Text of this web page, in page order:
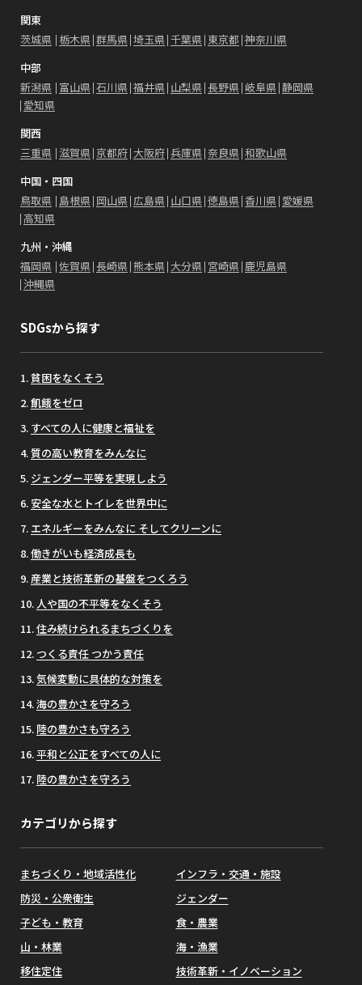
関東
茨城県 栃木県 群馬県 埼玉県 千葉県 東京都 神奈川県
中部
新潟県 富山県 石川県 福井県 山梨県 長野県 岐阜県 静岡県
愛知県
関西
三重県 滋賀県 京都府 大阪府 兵庫県 奈良県 和歌山県
中国・四国
鳥取県 島根県 岡山県 広島県 山口県 徳島県 香川県 愛媛県
高知県
九州・沖縄
福岡県 佐賀県 長崎県 熊本県 大分県 宮崎県 鹿児島県
沖縄県
SDGsから探す
貧困をなくそう
飢餓をゼロ
すべての人に健康と福祉を
質の高い教育をみんなに
ジェンダー平等を実現しよう
安全な水とトイレを世界中に
エネルギーをみんなに そしてクリーンに
働きがいも経済成長も
産業と技術革新の基盤をつくろう
人や国の不平等をなくそう
住み続けられるまちづくりを
つくる責任 つかう責任
気候変動に具体的な対策を
海の豊かさを守ろう
陸の豊かさも守ろう
平和と公正をすべての人に
陸の豊かさを守ろう
カテゴリから探す
まちづくり・地域活性化
インフラ・交通・施設
防災・公衆衛生
ジェンダー
子ども・教育
食・農業
山・林業
海・漁業
移住定住
技術革新・イノベーション